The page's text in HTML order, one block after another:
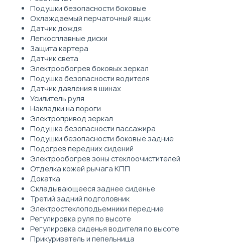
Подушки безопасности боковые
Охлаждаемый перчаточный ящик
Датчик дождя
Легкосплавные диски
Защита картера
Датчик света
Электрообогрев боковых зеркал
Подушка безопасности водителя
Датчик давления в шинах
Усилитель руля
Накладки на пороги
Электропривод зеркал
Подушка безопасности пассажира
Подушки безопасности боковые задние
Подогрев передних сидений
Электрообогрев зоны стеклоочистителей
Отделка кожей рычага КПП
Докатка
Складывающееся заднее сиденье
Третий задний подголовник
Электростеклоподъемники передние
Регулировка руля по высоте
Регулировка сиденья водителя по высоте
Прикуриватель и пепельница